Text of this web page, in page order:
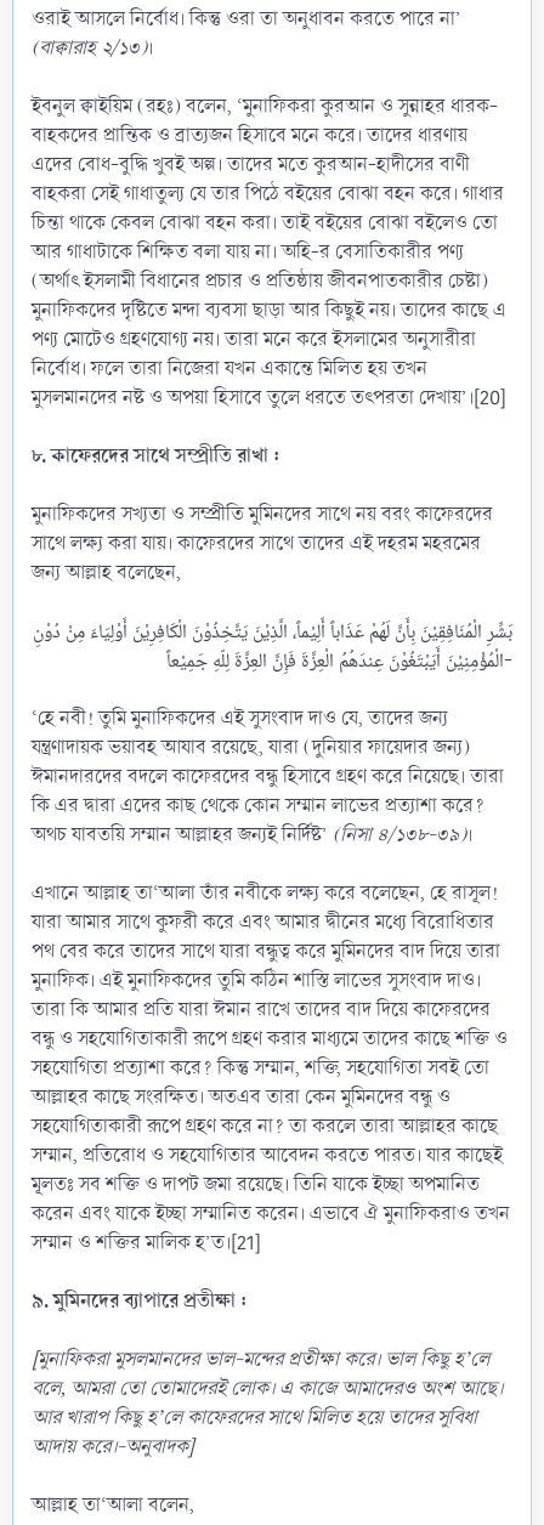
ওরাই আসলে নির্বোধ। কিন্তু ওরা তা অনুধাবন করতে পারে না’
(বাক্বারাহ ২/১৩)।
ইবনুল ক্বাইয়িম (রহঃ) বলেন, ‘মুনাফিকরা কুরআন ও সুন্নাহর ধারক-
বাহকদের প্রান্তিক ও ব্রাত্যজন হিসাবে মনে করে। তাদের ধারণায়
এদের বোধ-বুদ্ধি খুবই অল্প। তাদের মতে কুরআন-হাদীসের বাণী
বাহকরা সেই গাধাতুল্য যে তার পিঠে বইয়ের বোঝা বহন করে। গাধার
চিন্তা থাকে কেবল বোঝা বহন করা। তাই বইয়ের বোঝা বইলেও তো
আর গাধাটাকে শিক্ষিত বলা যায় না। অহি-র বেসাতিকারীর পণ্য
(অর্থাৎ ইসলামী বিধানের প্রচার ও প্রতিষ্ঠায় জীবনপাতকারীর চেষ্টা)
মুনাফিকদের দৃষ্টিতে মন্দা ব্যবসা ছাড়া আর কিছুই নয়। তাদের কাছে এ
পণ্য মোটেও গ্রহণযোগ্য নয়। তারা মনে করে ইসলামের অনুসারীরা
নির্বোধ। ফলে তারা নিজেরা যখন একান্তে মিলিত হয় তখন
মুসলমানদের নষ্ট ও অপয়া হিসাবে তুলে ধরতে তৎপরতা দেখায়’।[20]
৮. কাফেরদের সাথে সম্প্রীতি রাখা :
মুনাফিকদের সখ্যতা ও সম্প্রীতি মুমিনদের সাথে নয় বরং কাফেরদের
সাথে লক্ষ্য করা যায়। কাফেরদের সাথে তাদের এই দহরম মহরমের
জন্য আল্লাহ বলেছেন,
بَشِّرِ الْمُنَافِقِيْنَ بِأَنَّ لَهُمْ عَذَاباً أَلِيْماً، الَّذِيْنَ يَتَّخِذُوْنَ الْكَافِرِيْنَ أَوْلِيَاءَ مِنْ دُوْنِ
الْمُؤْمِنِيْنَ أَيَبْتَغُوْنَ عِندَهُمُ الْعِزَّةَ فَإِنَّ العِزَّةَ لِلّهِ جَمِيْعاً-​
‘হে নবী! তুমি মুনাফিকদের এই সুসংবাদ দাও যে, তাদের জন্য
যন্ত্রণাদায়ক ভয়াবহ আযাব রয়েছে, যারা (দুনিয়ার ফায়েদার জন্য)
ঈমানদারদের বদলে কাফেরদের বন্ধু হিসাবে গ্রহণ করে নিয়েছে। তারা
কি এর দ্বারা এদের কাছ থেকে কোন সম্মান লাভের প্রত্যাশা করে?
অথচ যাবতয়ি সম্মান আল্লাহর জন্যই নির্দিষ্ট’ (নিসা ৪/১৩৮-৩৯)।
এখানে আল্লাহ তা‘আলা তাঁর নবীকে লক্ষ্য করে বলেছেন, হে রাসূল!
যারা আমার সাথে কুফরী করে এবং আমার দ্বীনের মধ্যে বিরোধিতার
পথ বের করে তাদের সাথে যারা বন্ধুত্ব করে মুমিনদের বাদ দিয়ে তারা
মুনাফিক। এই মুনাফিকদের তুমি কঠিন শাস্তি লাভের সুসংবাদ দাও।
তারা কি আমার প্রতি যারা ঈমান রাখে তাদের বাদ দিয়ে কাফেরদের
বন্ধু ও সহযোগিতাকারী রূপে গ্রহণ করার মাধ্যমে তাদের কাছে শক্তি ও
সহযোগিতা প্রত্যাশা করে? কিন্তু সম্মান, শক্তি, সহযোগিতা সবই তো
আল্লাহর কাছে সংরক্ষিত। অতএব তারা কেন মুমিনদের বন্ধু ও
সহযোগিতাকারী রূপে গ্রহণ করে না? তা করলে তারা আল্লাহর কাছে
সম্মান, প্রতিরোধ ও সহযোগিতার আবেদন করতে পারত। যার কাছেই
মূলতঃ সব শক্তি ও দাপট জমা রয়েছে। তিনি যাকে ইচ্ছা অপমানিত
করেন এবং যাকে ইচ্ছা সম্মানিত করেন। এভাবে ঐ মুনাফিকরাও তখন
সম্মান ও শক্তির মালিক হ’ত।[21]
৯. মুমিনদের ব্যাপারে প্রতীক্ষা :
[মুনাফিকরা মুসলমানদের ভাল-মন্দের প্রতীক্ষা করে। ভাল কিছু হ’লে
বলে, আমরা তো তোমাদেরই লোক। এ কাজে আমাদেরও অংশ আছে।
আর খারাপ কিছু হ’লে কাফেরদের সাথে মিলিত হয়ে তাদের সুবিধা
আদায় করে।-অনুবাদক]
আল্লাহ তা‘আলা বলেন,